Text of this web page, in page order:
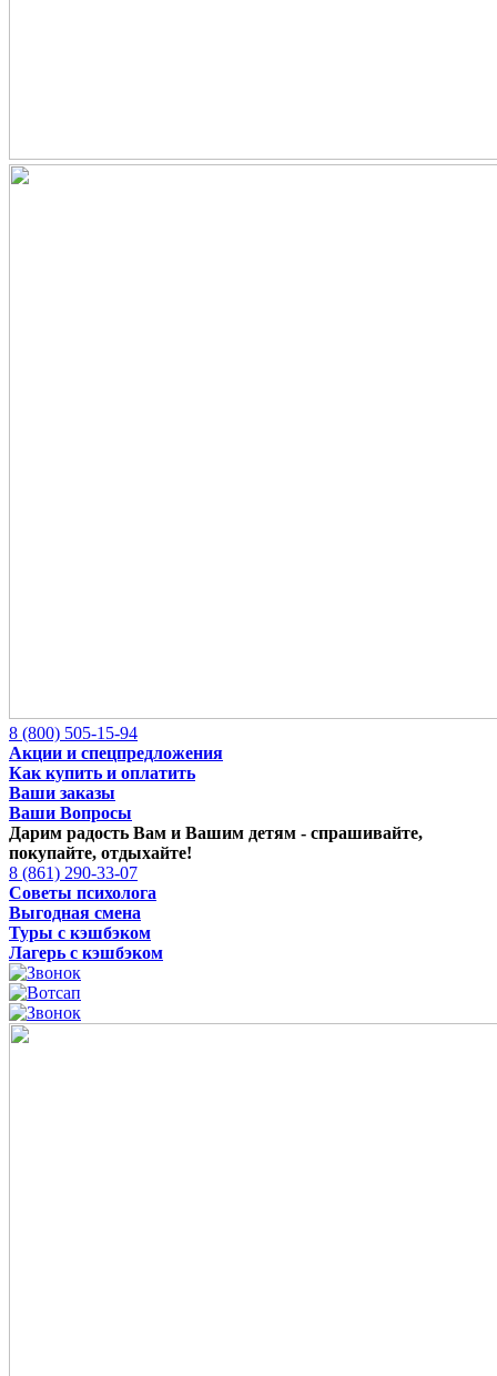
8 (800) 505-15-94
Акции и спецпредложения
Как купить и оплатить
Ваши заказы
Ваши Вопросы
Дарим радость Вам и Вашим детям - спрашивайте,
покупайте, отдыхайте!
8 (861) 290-33-07
Советы психолога
Выгодная смена
Туры с кэшбэком
Лагерь с кэшбэком